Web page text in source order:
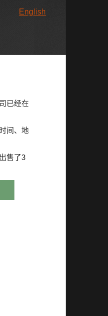
English
已经在
间、地
售了3